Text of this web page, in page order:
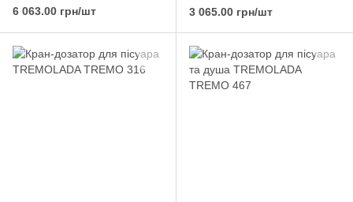
6 063.00 грн/шт 3 065.00 грн/шт